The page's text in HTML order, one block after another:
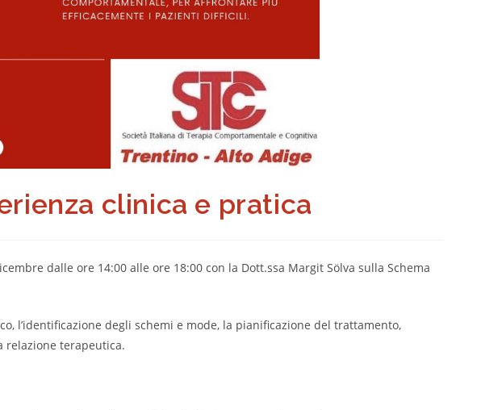
clinica e pratica
dalle ore 14:00 alle ore 18:00 con la Dott.ssa Margit Sölva sulla Schema
l’identificazione degli schemi e mode, la pianificazione del trattamento,
relazione terapeutica.